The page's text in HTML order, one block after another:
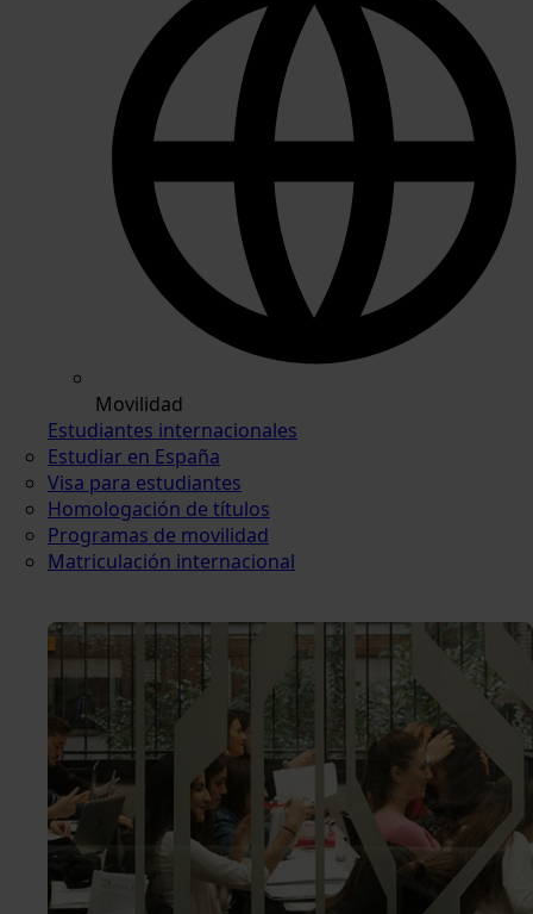
Movilidad
Estudiantes internacionales
Estudiar en España
Visa para estudiantes
Homologación de títulos
Programas de movilidad
Matriculación internacional